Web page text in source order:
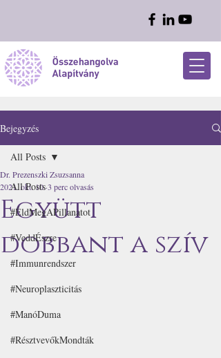
Bejegyzés
All Posts
#ÉldMegAPillanatot
#VeddÉszre
#Immunrendszer
#Neuroplaszticitás
#ManóDuma
#RésztvevőkMondták
All Posts
Együtt
dobbant a szív
Dr. Prezenszki Zsuzsanna
2021. okt. 10.3 perc olvasás